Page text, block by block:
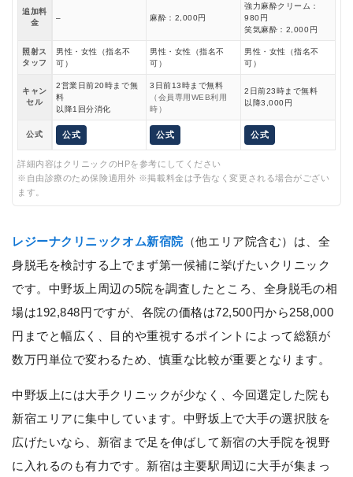
追加料
金
– 麻酔：2,000円
強力麻酔クリーム：
980円
笑気麻酔：2,000円
照射ス
タッフ
男性・女性（指名不
可）
男性・女性（指名不
可）
男性・女性（指名不
可）
キャン
セル
2営業日前20時まで無
料
以降1回分消化
3日前13時まで無料
（会員専用WEB利用
時）
2日前23時まで無料
以降3,000円
公式 公式 公式 公式
詳細内容はクリニックのHPを参考にしてください
※自由診療のため保険適用外 ※掲載料金は予告なく変更される場合がござい
ます。
レジーナクリニックオム新宿院（他エリア院含む）は、全
身脱毛を検討する上でまず第一候補に挙げたいクリニック
です。中野坂上周辺の5院を調査したところ、全身脱毛の相
場は192,848円ですが、各院の価格は72,500円から258,000
円までと幅広く、目的や重視するポイントによって総額が
数万円単位で変わるため、慎重な比較が重要となります。
中野坂上には大手クリニックが少なく、今回選定した院も
新宿エリアに集中しています。中野坂上で大手の選択肢を
広げたいなら、新宿まで足を伸ばして新宿の大手院を視野
に入れるのも有力です。新宿は主要駅周辺に大手が集まっ